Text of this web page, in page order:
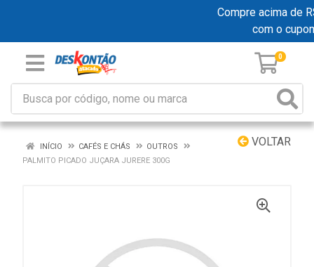
Compre acima de
com o
0
VOLTAR
INÍCIO CAFÉS E CHÁS
OUTROS
PALMITO PICADO JUÇARA JURERE 300G